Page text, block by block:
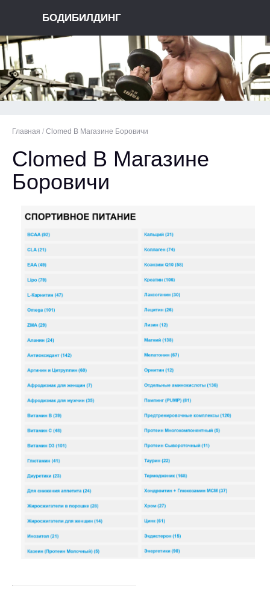
БОДИБИЛДИНГ
Главная / Clomed В Магазине Боровичи
Clomed В Магазине
Боровичи